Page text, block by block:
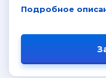
Подробное